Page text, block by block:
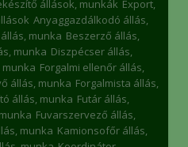
állások, munkák Export,
Anyaggazdálkodó állás,
munka Beszerző állás,
munka Diszpécser állás,
Forgalmi ellenőr állás,
állás, munka Forgalmista állás,
állás, munka Futár állás,
Fuvarszervező állás,
munka Kamionsofőr állás,